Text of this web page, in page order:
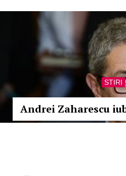
STIRI
Andrei Zaharescu